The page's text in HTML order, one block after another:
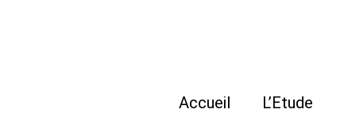
Accueil L’Etude